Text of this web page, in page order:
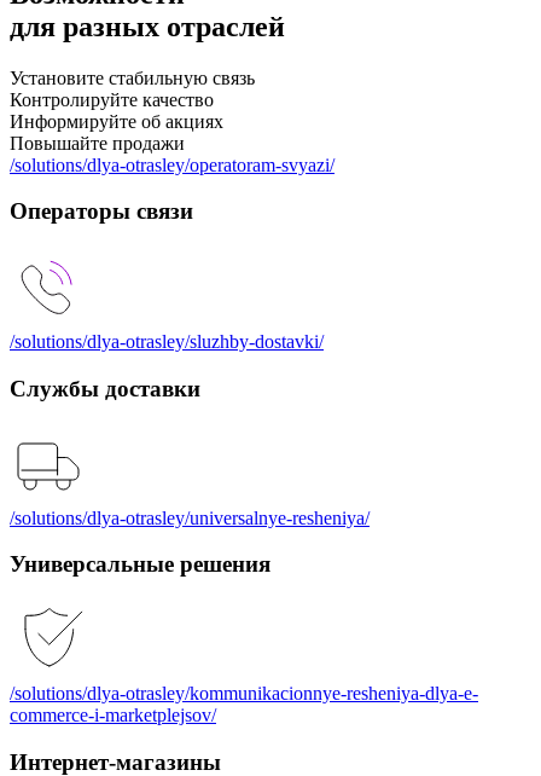
для разных отраслей
Установите стабильную связь
Контролируйте качество
Информируйте об акциях
Повышайте продажи
/solutions/dlya-otrasley/operatoram-svyazi/
Операторы связи
/solutions/dlya-otrasley/sluzhby-dostavki/
Службы доставки
/solutions/dlya-otrasley/universalnye-resheniya/
Универсальные решения
/solutions/dlya-otrasley/kommunikacionnye-resheniya-dlya-e-
commerce-i-marketplejsov/
Интернет-магазины